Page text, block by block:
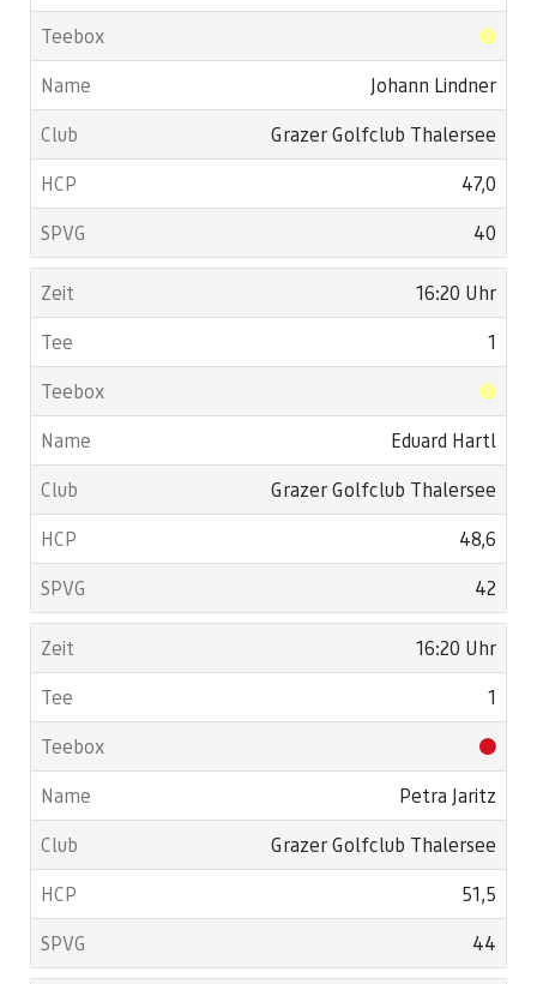
Johann Lindner
Grazer Golfclub Thalersee
47,0
40
16:20 Uhr
1
Eduard Hartl
Grazer Golfclub Thalersee
48,6
42
16:20 Uhr
1
Petra Jaritz
Grazer Golfclub Thalersee
51,5
44